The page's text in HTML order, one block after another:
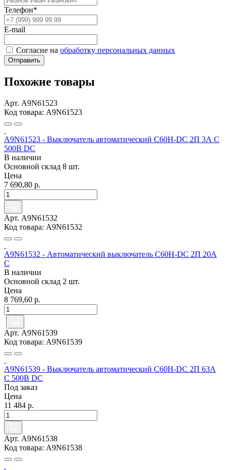
Телефон*
E-mail
Согласие на обработку персональных данных
Отправить
Похожие товары
Арт. A9N61523
Код товара: A9N61523
A9N61523 - Выключатель автоматический C60H-DC 2П 3А C
500В DC
В наличии
Основной склад 8 шт.
Цена
7 690,80 р.
Арт. A9N61532
Код товара: A9N61532
A9N61532 - Автоматический выключатель C60H-DC 2П 20А
C
В наличии
Основной склад 2 шт.
Цена
8 769,60 р.
Арт. A9N61539
Код товара: A9N61539
A9N61539 - Выключатель автоматический C60H-DC 2П 63А
C 500В DC
Под заказ
Цена
11 484 р.
Арт. A9N61538
Код товара: A9N61538